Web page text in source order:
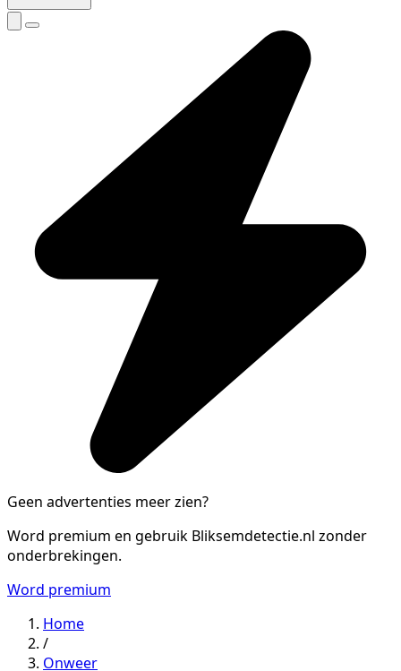
Geen advertenties meer zien?
Word premium en gebruik Bliksemdetectie.nl zonder
onderbrekingen.
Word premium
Home
/
Onweer